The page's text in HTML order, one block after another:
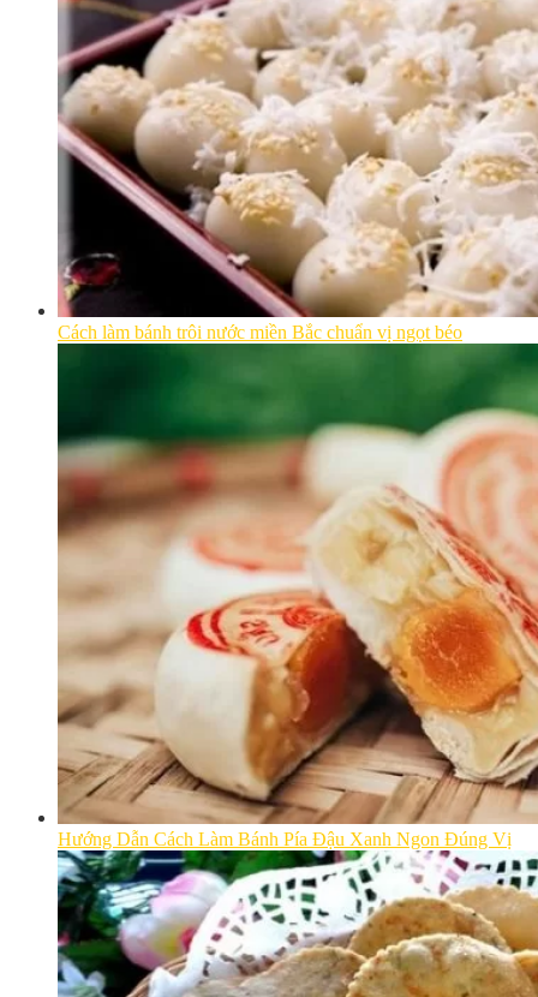
Cách làm bánh trôi nước miền Bắc chuẩn vị ngọt béo
Hướng Dẫn Cách Làm Bánh Pía Đậu Xanh Ngon Đúng Vị